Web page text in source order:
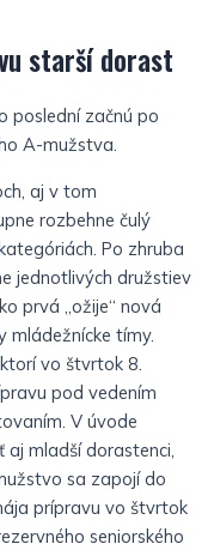
starší dorast
poslední začnú po
A-mužstva.
aj v tom
rozbehne čulý
Po zhruba
jednotlivých družstiev
prvá „ožije“ nová
mládežnícke tímy.
vo štvrtok 8.
pod vedením
V úvode
mladší dorastenci,
sa zapojí do
prípravu vo štvrtok
seniorského